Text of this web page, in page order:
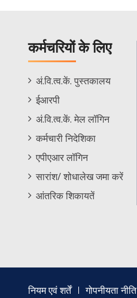
कर्मचरियों के लिए
Staff
Footer
Menu
अं.वि.त्व.कें. पुस्तकालय
ईआरपी
अं.वि.त्व.कें. मेल लॉगिन
कर्मचारी निदेशिका
एपीएआर लॉगिन
सारांश/ शोधालेख जमा करें
आंतरिक शिकायतें
Footer
नियम एवं शर्तें गोपनीयता नीति